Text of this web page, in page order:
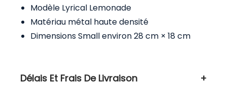
Modèle Lyrical Lemonade
Matériau métal haute densité
Dimensions Small environ 28 cm × 18 cm
Délais Et Frais De Livraison